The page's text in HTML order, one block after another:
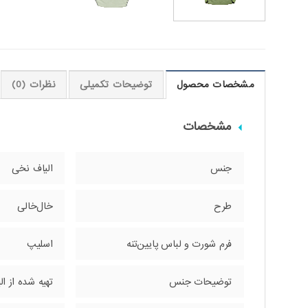
مشخصات محصول توضیحات تکمیلی نظرات (0)
مشخصات
جنس الیاف نخی
طرح خال‌خالی
فرم شورت و لباس پایین‌تنه اسلیپ
توضیحات جنس تهیه شده از